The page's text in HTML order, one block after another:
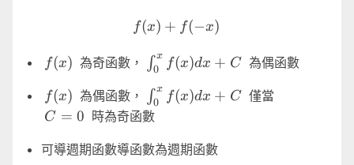
f(x)+f(-x)
f(x) + f(−x)
f(x)
f(x) 為奇函數，
\int ^x_0
f(x)dx+C
∫0
x
f(x)dx + C 為偶函數
f(x)
f(x) 為偶函數，
\int ^x_0
f(x)dx+C
∫0
x
f(x)dx + C 僅當
C = 0 時為奇函數
可導週期函數導函數為週期函數